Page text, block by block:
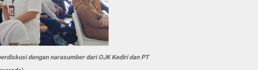
dengan narasumber dari OJK Kediri dan PT